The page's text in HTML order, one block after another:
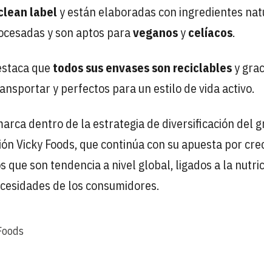
labely están elaboradas con ingredientes
y son aptos paraveganosycelíacos.
que todos sus envases son reciclablesy
y perfectos para un estilo de vida activo.
dentro de la estrategia de diversificación del
Vicky Foods, que continúa con su apuesta por
que son tendencia a nivel global, ligados a la
de los consumidores.